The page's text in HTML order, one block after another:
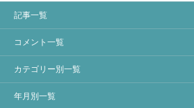
記事一覧
コメント一覧
カテゴリー別一覧
年月別一覧